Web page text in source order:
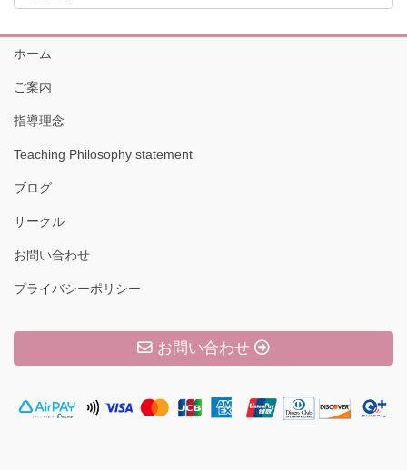
イ
ブ
ホーム
ご案内
指導理念
Teaching Philosophy statement
ブログ
サークル
お問い合わせ
プライバシーポリシー
お問い合わせ